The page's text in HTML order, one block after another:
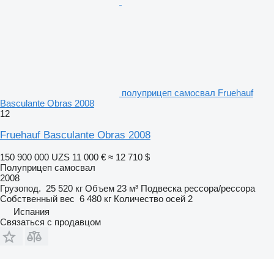
полуприцеп самосвал Fruehauf
Basculante Obras 2008
12
Fruehauf Basculante Obras 2008
150 900 000 UZS 11 000 € ≈ 12 710 $
Полуприцеп самосвал
2008
Грузопод. 25 520 кг Объем 23 м³ Подвеска рессора/рессора
Собственный вес 6 480 кг Количество осей 2
Испания
Связаться с продавцом